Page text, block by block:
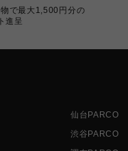
で最大1,500円分の
進呈
仙台PARCO
渋谷PARCO